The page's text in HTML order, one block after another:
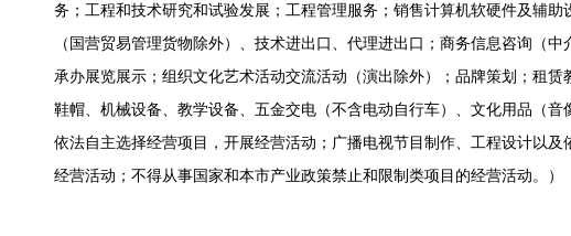
务；工程和技术研究和试验发展；工程管理服务；销售计算机软硬件及辅
（国营贸易管理货物除外）、技术进出口、代理进出口；商务信息咨询（
承办展览展示；组织文化艺术活动交流活动（演出除外）；品牌策划；租
鞋帽、机械设备、教学设备、五金交电（不含电动自行车）、文化用品（
依法自主选择经营项目，开展经营活动；广播电视节目制作、工程设计以
经营活动；不得从事国家和本市产业政策禁止和限制类项目的经营活动。）